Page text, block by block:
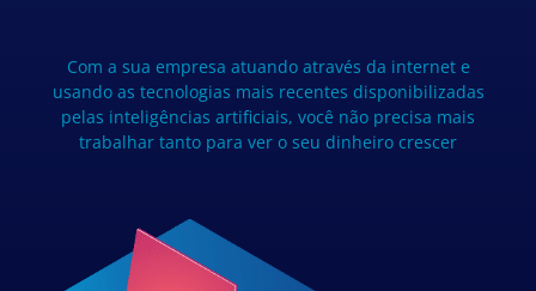
Com a sua empresa atuando através da internet e
usando as tecnologias mais recentes disponibilizadas
pelas inteligências artificiais, você não precisa mais
trabalhar tanto para ver o seu dinheiro crescer